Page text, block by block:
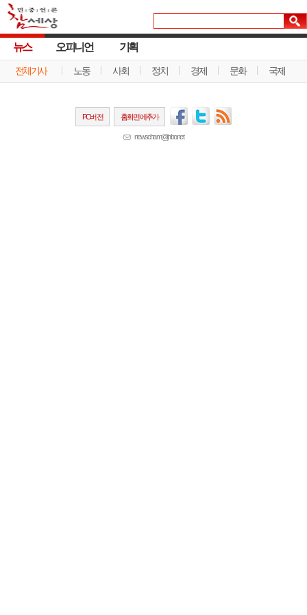
뉴스
전체기사 노동 사회 정치 경제 문화 국제
오피니언 기획
PC버전 홈화면에추가
newscham@jinbo.net